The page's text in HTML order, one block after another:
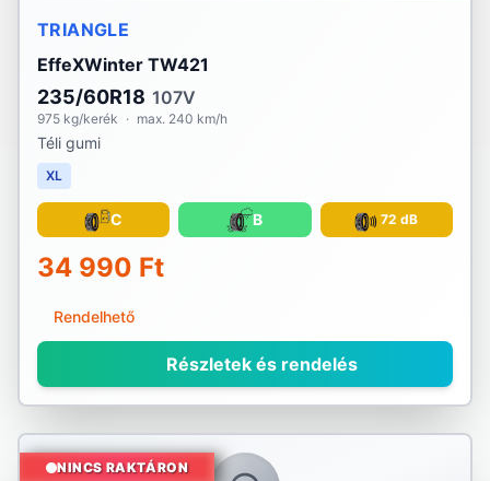
TRIANGLE
EffeXWinter TW421
235/60R18 107V
975 kg/kerék · max. 240 km/h
Téli gumi
XL
C B 72 dB
34 990 Ft
Rendelhető
Részletek és rendelés
NINCS RAKTÁRON